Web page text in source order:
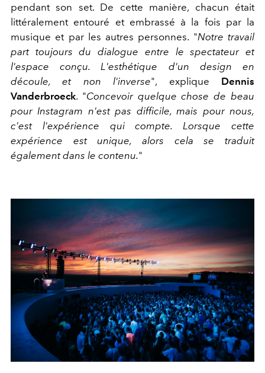
pendant son set. De cette manière, chacun était
littéralement entouré et embrassé à la fois par la
musique et par les autres personnes. "Notre travail
part toujours du dialogue entre le spectateur et
l'espace conçu. L'esthétique d'un design en
découle, et non l'inverse", explique Dennis
Vanderbroeck. "Concevoir quelque chose de beau
pour Instagram n'est pas difficile, mais pour nous,
c'est l'expérience qui compte. Lorsque cette
expérience est unique, alors cela se traduit
également dans le contenu."